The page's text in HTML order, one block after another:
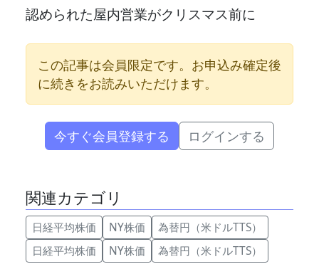
認められた屋内営業がクリスマス前に
この記事は会員限定です。お申込み確定後
に続きをお読みいただけます。
今すぐ会員登録する ログインする
関連カテゴリ
日経平均株価 NY株価
為替円（米ドルTTS）
日経平均株価
NY株価 為替円（米ドルTTS）